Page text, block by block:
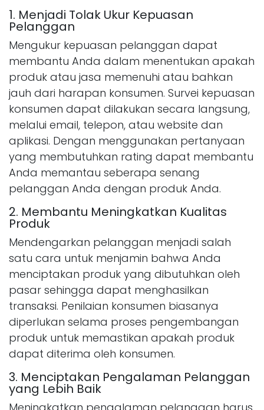
1. Menjadi Tolak Ukur Kepuasan
Pelanggan
Mengukur kepuasan pelanggan dapat
membantu Anda dalam menentukan apakah
produk atau jasa memenuhi atau bahkan
jauh dari harapan konsumen. Survei kepuasan
konsumen dapat dilakukan secara langsung,
melalui email, telepon, atau website dan
aplikasi. Dengan menggunakan pertanyaan
yang membutuhkan rating dapat membantu
Anda memantau seberapa senang
pelanggan Anda dengan produk Anda.
2. Membantu Meningkatkan Kualitas
Produk
Mendengarkan pelanggan menjadi salah
satu cara untuk menjamin bahwa Anda
menciptakan produk yang dibutuhkan oleh
pasar sehingga dapat menghasilkan
transaksi. Penilaian konsumen biasanya
diperlukan selama proses pengembangan
produk untuk memastikan apakah produk
dapat diterima oleh konsumen.
3. Menciptakan Pengalaman Pelanggan
yang Lebih Baik